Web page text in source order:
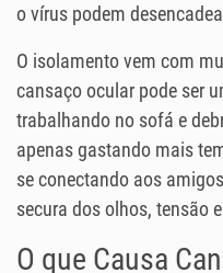
o vírus podem
O isolamento vem com
cansaço ocular pode ser
trabalhando no sofá e
apenas gastando mais
se conectando aos
secura dos olhos, tensão
O que Causa